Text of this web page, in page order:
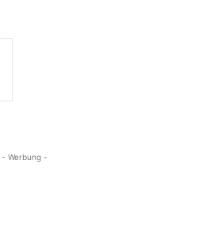
- Werbung -